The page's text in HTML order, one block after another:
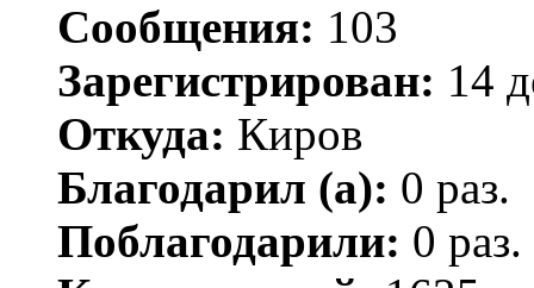
Сообщения: 103
Зарегистрирован: 14
Откуда: Киров
Благодарил (а): 0 раз.
Поблагодарили: 0 раз.